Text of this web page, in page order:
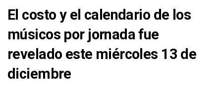
El costo y el calendario de los
músicos por jornada fue
revelado este miércoles 13 de
diciembre